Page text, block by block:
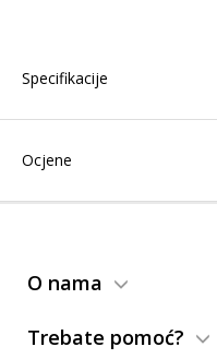
Specifikacije
Ocjene
O nama
Trebate pomoć?